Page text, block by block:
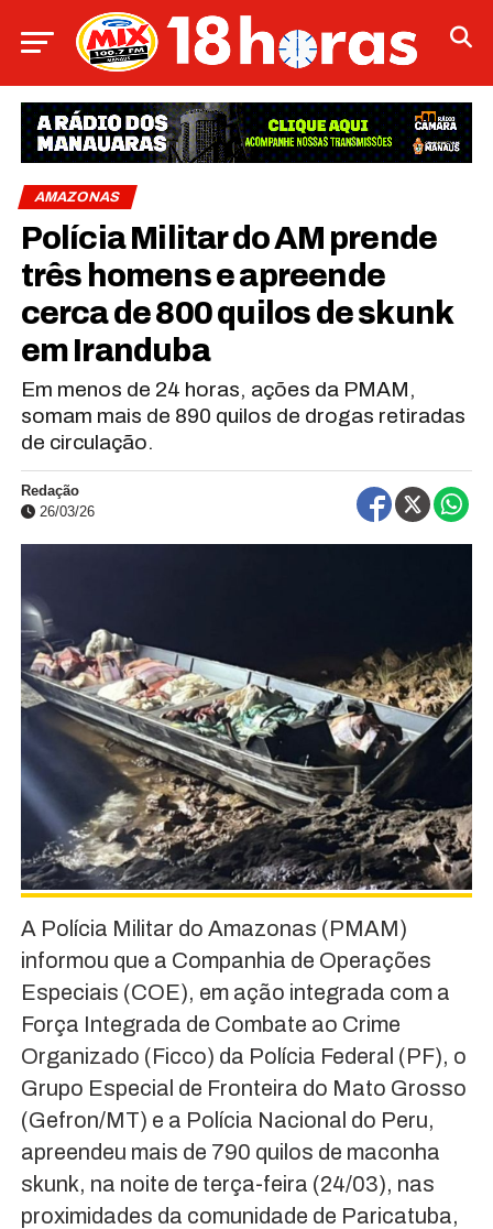
AMAZONAS
Polícia Militar do AM prende
três homens e apreende
cerca de 800 quilos de skunk
em Iranduba
Em menos de 24 horas, ações da PMAM,
somam mais de 890 quilos de drogas retiradas
de circulação.
Redação
26/03/26
A Polícia Militar do Amazonas (PMAM)
informou que a Companhia de Operações
Especiais (COE), em ação integrada com a
Força Integrada de Combate ao Crime
Organizado (Ficco) da Polícia Federal (PF), o
Grupo Especial de Fronteira do Mato Grosso
(Gefron/MT) e a Polícia Nacional do Peru,
apreendeu mais de 790 quilos de maconha
skunk, na noite de terça-feira (24/03), nas
proximidades da comunidade de Paricatuba,